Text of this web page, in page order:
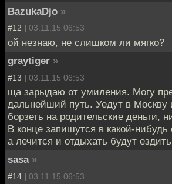
BazukaDjo »
#12 | 03.11.15 06:53
ой незнаю, не слишком ли мягко?
graytiger »
#13 | 03.11.15 06:53
ща зарыдаю от умиления. Могу
дальнейший путь. Уедут в Москву
борзеть на родительские деньги,
В конце запишутся в какой-
а лечится и отдыхать будут
sasa »
#14 | 03.11.15 06:53